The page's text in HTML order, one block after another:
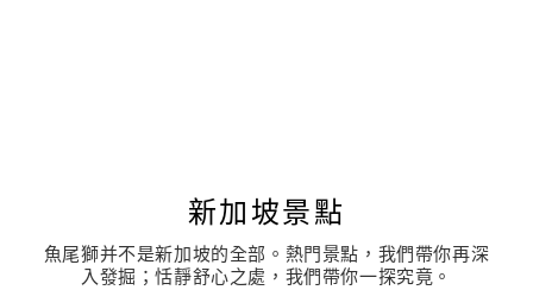
新加坡景點
魚尾獅并不是新加坡的全部。熱門景點，我們帶你再深
入發掘；恬靜舒心之處，我們帶你一探究竟。